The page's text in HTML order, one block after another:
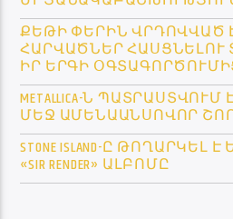
ՔԵԹԻ ՓԵՐԻՆ ՎՐԴՈՎՎԱԾ
ՀԱՐՎԱԾՆԵՐ ՀԱՍՑՆԵԼՈՒ
ԻՐ ԵՐԳԻ
METALLICA-Ն
ՄԵՋ ԱՄԵՆԱԱՆՍՈՎՈՐ
STONE ISLAND-Ը ԹՈՂԱՐԿԵԼ Է
«SIR RENDER» ԱԼԲՈՄԸ